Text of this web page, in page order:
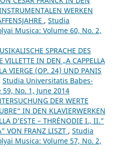
WERKEN
, Studia
Musica: Volume 60, No. 2,
SPRACHE DES
VILLETTE IN DEN „A CAPPELLA
VIERGE (OP. 24) UND PANIS
Studia Universitatis Babes-
No. 1, June 2014
DER WERTE
IN DEN KLAVIERWERKEN
D’ESTE – THRÉNODIE I., II.”
VON FRANZ LISZT , Studia
Musica: Volume 57, No. 2,